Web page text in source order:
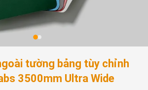
tường bảng tùy chỉnh
3500mm Ultra Wide